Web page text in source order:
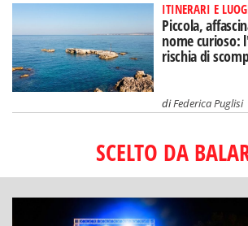
ITINERARI E
Piccola,
nome curioso:
rischia di
diFederica Puglisi
SCELTO DA